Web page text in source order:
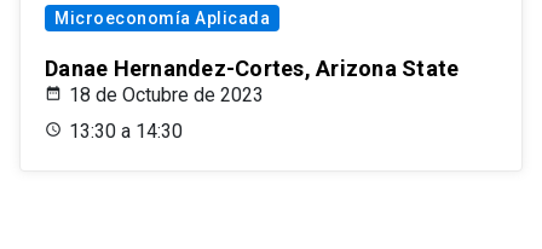
Microeconomía Aplicada
Danae Hernandez-Cortes, Arizona State
18 de Octubre de 2023
13:30 a 14:30